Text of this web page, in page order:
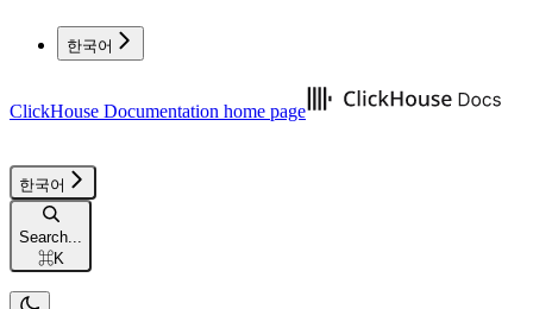
한국어
ClickHouse Documentation home page
한국어
Search...
⌘K